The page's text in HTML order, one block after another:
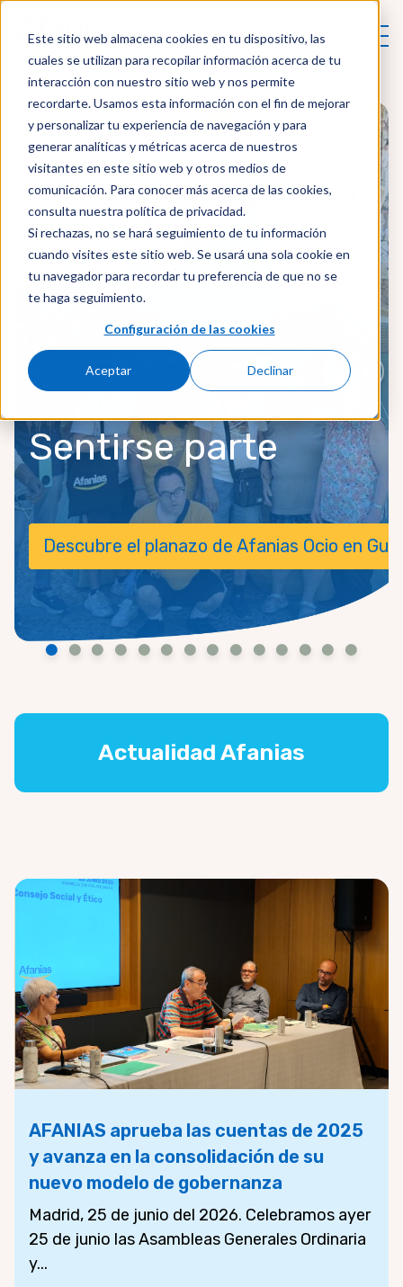
Este sitio web almacena cookies en tu dispositivo, las
cuales se utilizan para recopilar información acerca de tu
interacción con nuestro sitio web y nos permite
recordarte. Usamos esta información con el fin de mejorar
y personalizar tu experiencia de navegación y para
generar analíticas y métricas acerca de nuestros
visitantes en este sitio web y otros medios de
comunicación. Para conocer más acerca de las cookies,
consulta nuestra política de privacidad.
Si rechazas, no se hará seguimiento de tu información
cuando visites este sitio web. Se usará una sola cookie en
tu navegador para recordar tu preferencia de que no se
te haga seguimiento.
Configuración de las cookies
Aceptar Declinar
Sentirse parte
Descubre el planazo de Afanias Ocio en
Actualidad Afanias
AFANIAS aprueba las cuentas de 2025
y avanza en la consolidación de su
nuevo modelo de gobernanza
Madrid, 25 de junio del 2026. Celebramos ayer
25 de junio las Asambleas Generales Ordinaria
y...